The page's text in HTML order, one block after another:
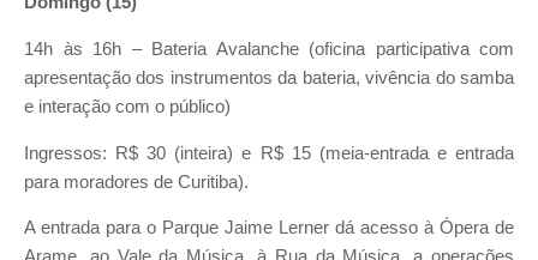
14h às 16h – Bateria Avalanche (oficina participativa com
apresentação dos instrumentos da bateria, vivência do samba
e interação com o público)
Ingressos: R$ 30 (inteira) e R$ 15 (meia-entrada e entrada
para moradores de Curitiba).
A entrada para o Parque Jaime Lerner dá acesso à Ópera de